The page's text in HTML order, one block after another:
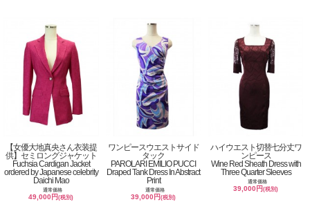
【女優大地真央さん衣装提
供】セミロングジャケット
Fuchsia Cardigan Jacket
ordered by Japanese celebrity
Daichi Mao
通常価格
49,000円(税別)
ワンピースウエストサイド
タック
PAROLARI EMILIO PUCCI
Draped Tank Dress In Abstract
Print
通常価格
39,000円(税別)
ハイウエスト切替七分丈ワ
ンピース
Wine Red Sheath Dress with
Three Quarter Sleeves
通常価格
39,000円(税別)